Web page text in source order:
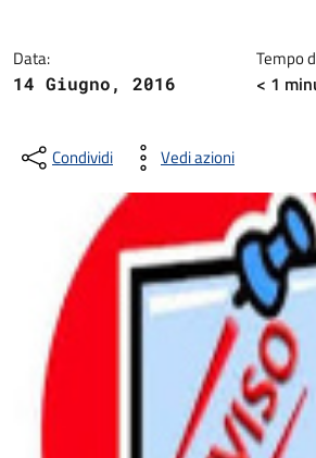
Data:
14 Giugno, 2016
Tempo
< 1
Condividi Vedi azioni